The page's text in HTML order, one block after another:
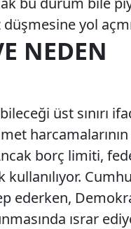
yol
NEDEN
üst sınırı
borç limiti,
kullanılıyor.
ederken,
ısrar